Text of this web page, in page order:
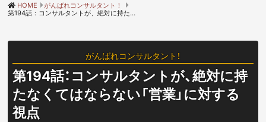
HOME
がんばれコンサルタント！
第194話：コンサルタントが、絶対に持たなくてはならない「営業」に対する視点
がんばれコンサルタント！
第194話：コンサルタントが、絶対に持
たなくてはならない「営業」に対する
視点